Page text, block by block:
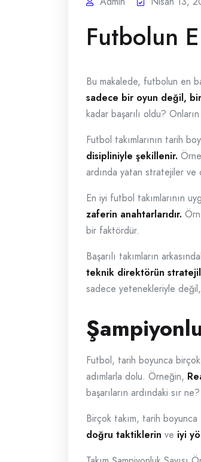
Futbolun
Bu makalede, futbolun en
sadece bir oyun değil,
kadar başarılı oldu?
Futbol takımlarının tarih
disipliniyle şekillenir.
ardında yatan stratejiler ve
En iyi futbol takımlarının
zaferin anahtarlarıdır.
bir faktördür.
Başarılı takımların
teknik direktörün
sadece yetenekleriyle değil,
Futbol, tarih boyunca birçok
adımlarla dolu. Örneğin,
başarıların ardındaki sır
Birçok takım, tarih boyunca
doğru taktiklerin ve iyi